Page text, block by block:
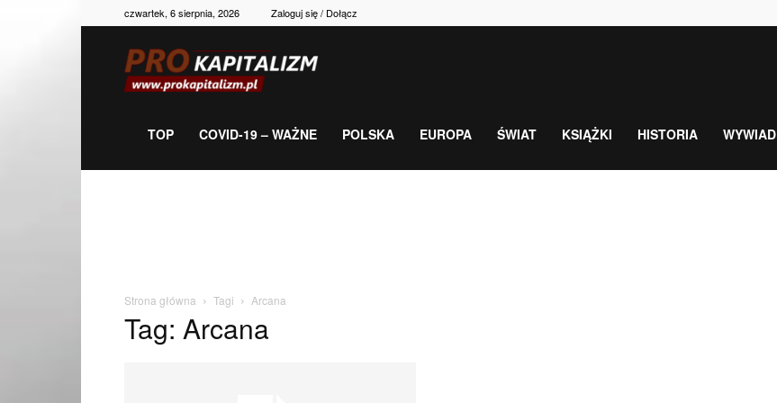
czwartek, 6 sierpnia, 2026 Zaloguj się / Dołącz
gospodarka,
TOP COVID-19 – WAŻNE POLSKA EUROPA ŚWIAT KSIĄŻKI HISTORIA WYWIAD
Strona główna Tagi Arcana
Tag: Arcana